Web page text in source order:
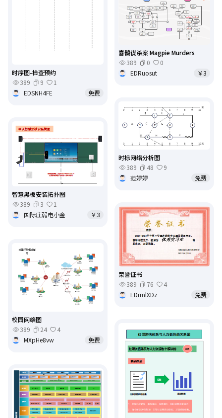
时序图-检查预约
389
9
1
EDSNH4FE
免费
喜鹊谋杀案 Magpie Murders
389
0
0
EDRuosut
￥3
时标网络分析图
389
48
9
范婷婷
免费
智慧黑板安装拓扑图
389
3
1
国际庄弱电小金
￥3
荣誉证书
389
76
4
EDrmlXDz
免费
校园网络图
389
24
4
MXpHe8vw
免费